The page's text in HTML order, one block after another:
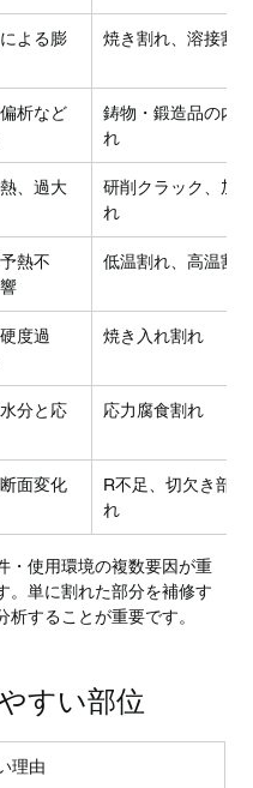
よる膨
焼き割れ、溶接割
析など
鋳物・鍛造品の内
れ
、過大
研削クラック、加
れ
熱不
低温割れ、高温割
度過
焼き入れ割れ
分と応
応力腐食割れ
面変化
R不足、切欠き部
れ
・使用環境の複数要因が重
。単に割れた部分を補修す
することが重要です。
すい部位
理由